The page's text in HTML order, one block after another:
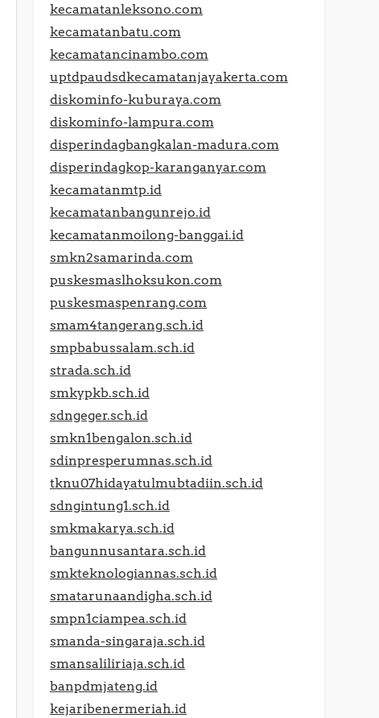
kecamatanleksono.com
kecamatanbatu.com
kecamatancinambo.com
uptdpaudsdkecamatanjayakerta.com
diskominfo-kuburaya.com
diskominfo-lampura.com
disperindagbangkalan-madura.com
disperindagkop-karanganyar.com
kecamatanmtp.id
kecamatanbangunrejo.id
kecamatanmoilong-banggai.id
smkn2samarinda.com
puskesmaslhoksukon.com
puskesmaspenrang.com
smam4tangerang.sch.id
smpbabussalam.sch.id
strada.sch.id
smkypkb.sch.id
sdngeger.sch.id
smkn1bengalon.sch.id
sdinpresperumnas.sch.id
tknu07hidayatulmubtadiin.sch.id
sdngintung1.sch.id
smkmakarya.sch.id
bangunnusantara.sch.id
smkteknologiannas.sch.id
smatarunaandigha.sch.id
smpn1ciampea.sch.id
smanda-singaraja.sch.id
smansaliliriaja.sch.id
banpdmjateng.id
kejaribenermeriah.id